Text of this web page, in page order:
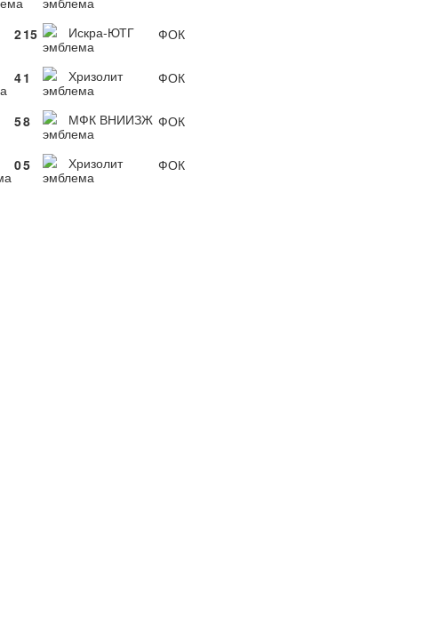
215 Искра-ЮТГ
ФОК
41 Хризолит
ФОК
58 МФК ВНИИЗЖ ФОК
05 Хризолит ФОК